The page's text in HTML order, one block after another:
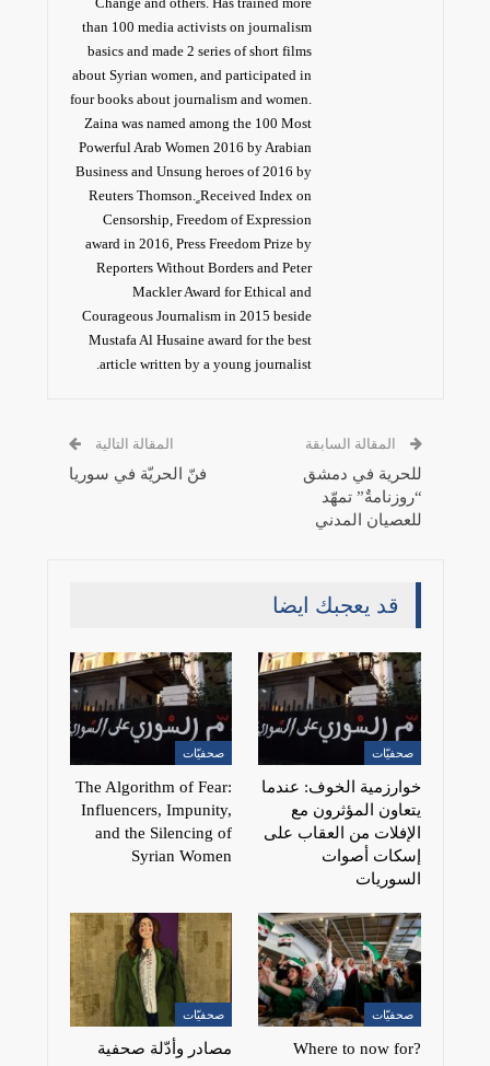
than 100 media activists on journalism
basics and made 2 series of short films
about Syrian women, and participated in
four books about journalism and women.
Zaina was named among the 100 Most
Powerful Arab Women 2016 by Arabian
Business and Unsung heroes of 2016 by
Reuters Thomson. ٍReceived Index on
Censorship, Freedom of Expression
award in 2016, Press Freedom Prize by
Reporters Without Borders and Peter
Mackler Award for Ethical and
Courageous Journalism in 2015 beside
Mustafa Al Husaine award for the best
article written by a young journalist.
المقالة السابقة
للحرية في دمشق
“روزنامةٌ” تمهّد
للعصيان المدني
المقالة التالية
فنّ الحريّة في سوريا
قد يعجبك ايضا
صحفيّات
خوارزمية الخوف: عندما
يتعاون المؤثرون مع
الإفلات من العقاب على
إسكات أصوات
السوريات
صحفيّات
The Algorithm of Fear:
Influencers, Impunity,
and the Silencing of
Syrian Women
صحفيّات
?Where to now for
صحفيّات
مصادر وأدّلة صحفية